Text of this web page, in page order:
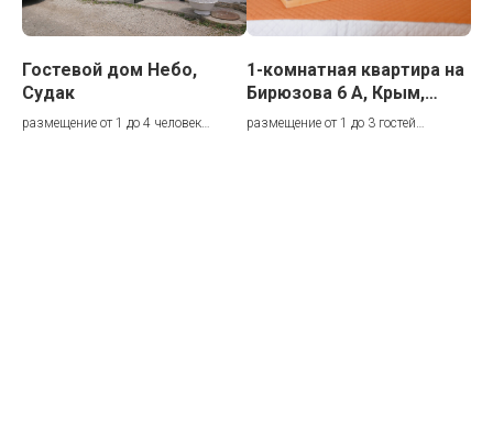
Гостевой дом Небо,
Судак
размещение от 1 до 4 человек
1-комнатная квартира на
Бирюзова 6 А, Крым,
г.Судак
размещение от 1 до 3 гостей